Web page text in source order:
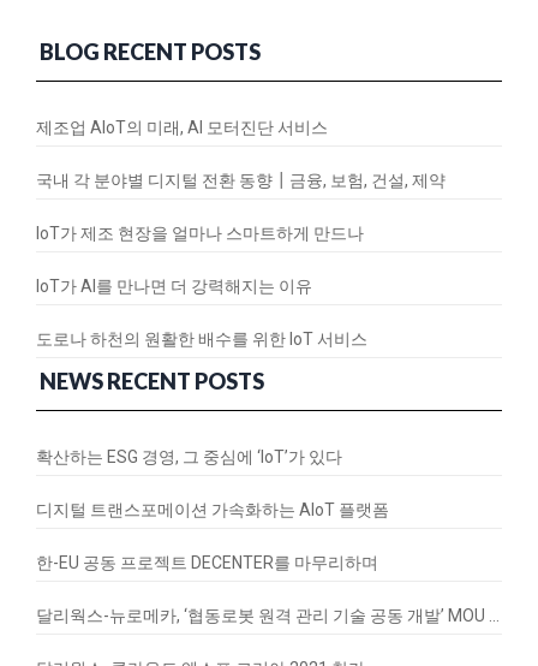
BLOG RECENT POSTS
제조업 AIoT의 미래, AI 모터진단 서비스
국내 각 분야별 디지털 전환 동향┃금융, 보험, 건설, 제약
IoT가 제조 현장을 얼마나 스마트하게 만드나
IoT가 AI를 만나면 더 강력해지는 이유
도로나 하천의 원활한 배수를 위한 IoT 서비스
NEWS RECENT POSTS
확산하는 ESG 경영, 그 중심에 ‘IoT’가 있다
디지털 트랜스포메이션 가속화하는 AIoT 플랫폼
한-EU 공동 프로젝트 DECENTER를 마무리하며